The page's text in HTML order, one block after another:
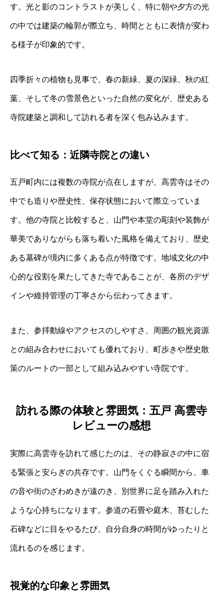
す。光と影のコントラストが美しく、特に朝や夕方の光
の中では建築の輪郭が際立ち、時間とともに表情が変わ
る様子が印象的です。
四季折々の植物も見事で、春の新緑、夏の深緑、秋の紅
葉、そして冬の雪景色といった自然の変化が、歴史ある
寺院建築と調和して訪れる者を深く包み込みます。
比べて知る：近隣寺院との違い
五戸町内には複数の寺院が点在しますが、高雲寺はその
中でも造りや歴史性、保存状態において際立っていま
す。他の寺院と比較すると、山門や本堂の彫刻や装飾が
華美でありながらも落ち着いた風格を備えており、歴史
ある墓碑が境内に多くある点が特徴です。地域文化の中
心的な役割を果たしてきた寺であることが、各所のデザ
インや維持管理の丁寧さから伝わってきます。
また、参拝動線やアクセスのしやすさ、周囲の観光資源
との組み合わせにおいても優れており、町歩きや歴史散
策のルートの一部として組み込みやすい寺院です。
訪れる際の体験と雰囲気：五戸 高雲寺
レビューの感想
実際に高雲寺を訪れて感じたのは、その静寂さの中に宿
る緊張と安らぎの共存です。山門をくぐる瞬間から、車
の音や街のざわめきが遠のき、別世界に足を踏み入れた
ような心持ちになります。参道の石畳や庭木、苔むした
石碑などに目をやるたび、自分自身の時間がゆったりと
流れるのを感じます。
視覚的な印象と雰囲気